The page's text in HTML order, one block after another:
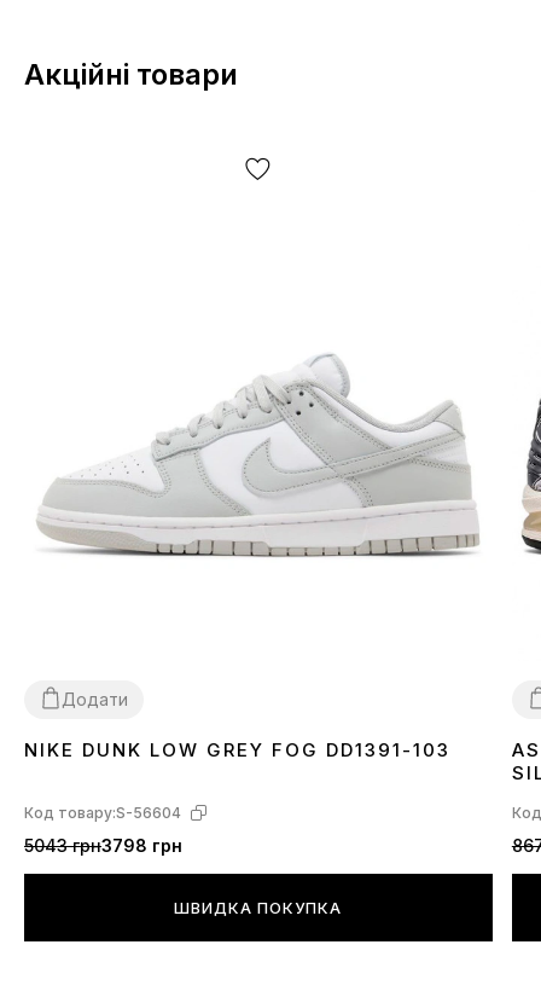
Акційні товари
Додати
3637 383940 4142 43 44 45
NIKE DUNK LOW GREY FOG DD1391-103
Код товару:S-56604
5043 грн3798 грн
ШВИДКА ПОКУПКА